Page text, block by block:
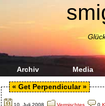
Archiv Media
« Get Perpendicular »
10. Juli 2008 Vermischtes 0